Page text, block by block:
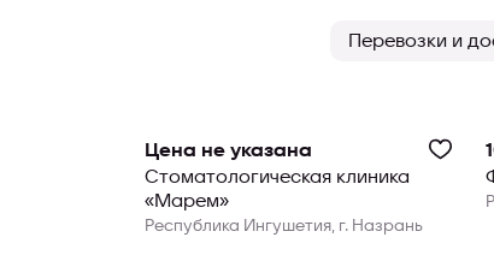
Перевозки и
Цена не указана
Стоматологическая клиника
«Марем»
Республика Ингушетия, г. Назрань